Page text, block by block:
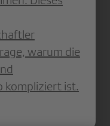
warum die
kompliziert ist.